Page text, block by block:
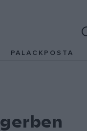
PALACKPOSTA